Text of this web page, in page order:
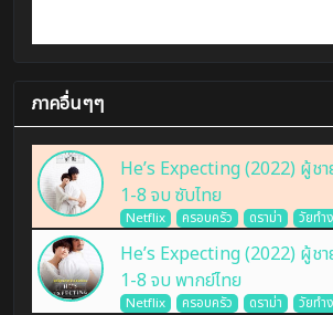
ภาคอื่นๆๆ
He’s Expecting (2022) ผู้ช
1-8 จบ ซับไทย
Netflix ครอบครัว ดราม่า วัยทำ
He’s Expecting (2022) ผู้ช
1-8 จบ พากย์ไทย
Netflix ครอบครัว ดราม่า วัยทำ